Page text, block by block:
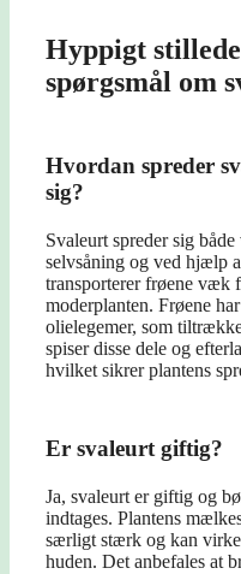
Hyppigt stillede
spørgsmål om
Hvordan spreder
sig?
Svaleurt spreder sig både
selvsåning og ved hjælp
transporterer frøene væk
moderplanten. Frøene
olielegemer, som
spiser disse dele og
hvilket sikrer plantens
Er svaleurt giftig?
Ja, svaleurt er giftig og
indtages. Plantens
særligt stærk og kan
huden. Det anbefales at